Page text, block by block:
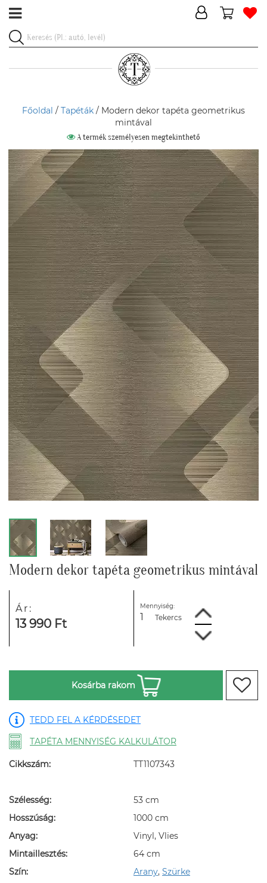
Főoldal / Tapéták / Modern dekor tapéta geometrikus
mintával
A termék személyesen megtekinthető
Modern dekor tapéta geometrikus mintával
Ár:
13 990 Ft
Mennyiség:
Tekercs
Kosárba rakom
TEDD FEL A KÉRDÉSEDET
TAPÉTA MENNYISÉG KALKULÁTOR
Cikkszám: TT1107343
Szélesség:
53 cm
Hosszúság:
1000 cm
Anyag:
Vinyl, Vlies
Mintaillesztés:
64 cm
Szín:
Arany, Szürke